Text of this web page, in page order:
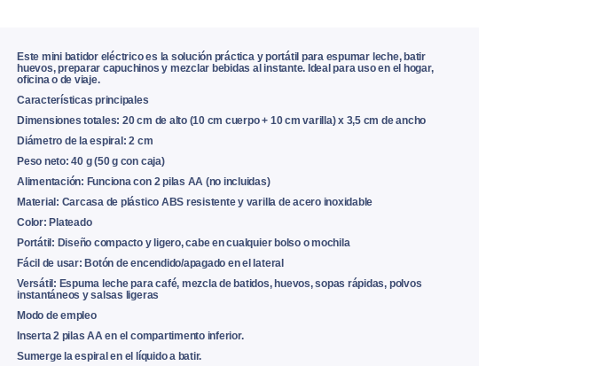
Este mini batidor eléctrico es la solución práctica y portátil para espumar leche, batir
huevos, preparar capuchinos y mezclar bebidas al instante. Ideal para uso en el hogar,
oficina o de viaje.
Características principales
Dimensiones totales: 20 cm de alto (10 cm cuerpo + 10 cm varilla) x 3,5 cm de ancho
Diámetro de la espiral: 2 cm
Peso neto: 40 g (50 g con caja)
Alimentación: Funciona con 2 pilas AA (no incluidas)
Material: Carcasa de plástico ABS resistente y varilla de acero inoxidable
Color: Plateado
Portátil: Diseño compacto y ligero, cabe en cualquier bolso o mochila
Fácil de usar: Botón de encendido/apagado en el lateral
Versátil: Espuma leche para café, mezcla de batidos, huevos, sopas rápidas, polvos
instantáneos y salsas ligeras
Modo de empleo
Inserta 2 pilas AA en el compartimento inferior.
Sumerge la espiral en el líquido a batir.